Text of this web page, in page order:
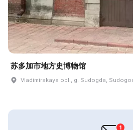
苏多加市地方史博物馆
Vladimirskaya obl., g. Sudogda,